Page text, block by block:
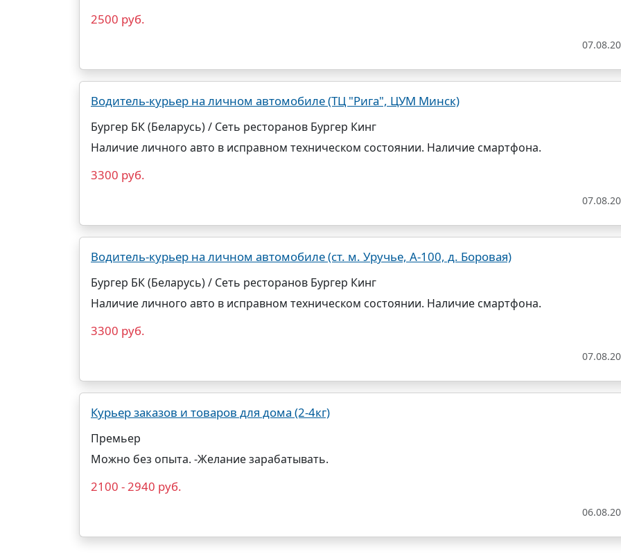
2500 руб.
Водитель-курьер на личном автомобиле (ТЦ "Рига", ЦУМ Минск)
Бургер БК (Беларусь) / Сеть ресторанов Бургер Кинг
Наличие личного авто в исправном техническом состоянии. Наличие смартфона.
3300 руб.
Водитель-курьер на личном автомобиле (ст. м. Уручье, А-100, д. Боровая)
Бургер БК (Беларусь) / Сеть ресторанов Бургер Кинг
Наличие личного авто в исправном техническом состоянии. Наличие смартфона.
3300 руб.
Курьер заказов и товаров для дома (2-4кг)
Премьер
Можно без опыта. -Желание зарабатывать.
2100 - 2940 руб.